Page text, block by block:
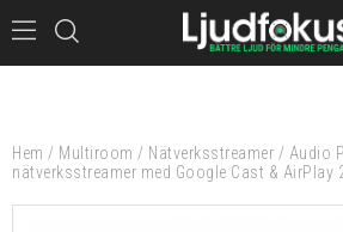
Hem / Multiroom / Nätverksstreamer / Audio
nätverksstreamer med Google Cast & AirPlay